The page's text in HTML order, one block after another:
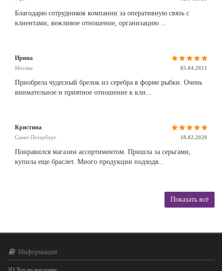
Благодарю сотрудников компании за оперативную связь с
клиентами, вежливое отношение, организацию ...
Ирина
Москва 05.04.2021
Приобрела чудесный брелок из серебра в форме рыбки. Очень
внимательное и приятное отношение к кли...
Кристина
Санкт-Петербург 18.02.2020
Понравился магазин ассортиментом. Пришла за серьгами,
купила еще браслет. Много продукции подходя...
Показать всё
Информация